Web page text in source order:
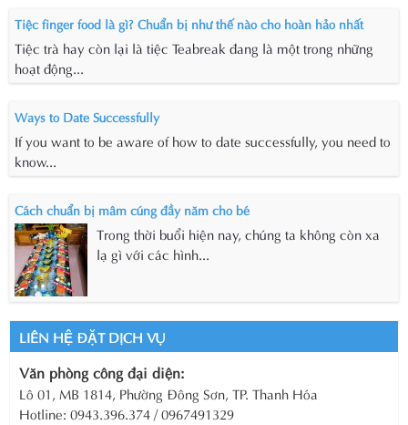
Tiệc finger food là gì? Chuẩn bị như thế nào cho hoàn hảo nhất
Tiệc trà hay còn lại là tiệc Teabreak đang là một trong những
hoạt động...
Ways to Date Successfully
If you want to be aware of how to date successfully, you need to
know...
Cách chuẩn bị mâm cúng đầy năm cho bé
Trong thời buổi hiện nay, chúng ta không còn xa
lạ gì với các hình...
LIÊN HỆ ĐẶT DỊCH VỤ
Văn phòng công đại diện:
Lô 01, MB 1814, Phường Đông Sơn, TP. Thanh Hóa
Hotline: 0943.396.374 / 0967491329